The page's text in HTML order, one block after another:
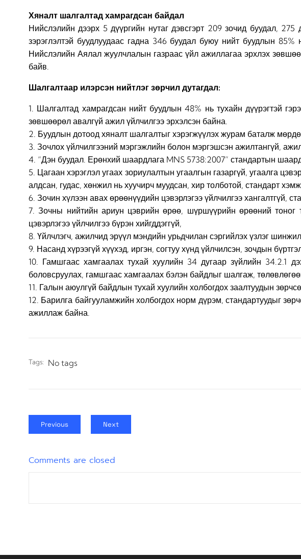
Хяналт шалгалтад хамрагдсан байдал
Нийслэлийн дээрх 5 дүүргийн нутаг дэвсгэрт 209 зочид буудал,
зэрэглэлтэй буудлуудаас гадна 346 буудал буюу нийт буудлын
Нийслэлийн Аялал жуулчлалын газраас үйл ажиллагаа эрхлэх
байв.
Шалгалтаар илэрсэн нийтлэг зөрчил дутагдал:
1. Шалгалтад хамрагдсан нийт буудлын 48% нь тухайн дүүрэгтэй
зөвшөөрөл авалгүй ажил үйлчилгээ эрхэлсэн байна.
2. Буудлын дотоод хяналт шалгалтыг хэрэгжүүлэх журам баталж
3. Зочлох үйлчилгээний мэргэжлийн болон мэргэшсэн ажилтангүй,
4. “Дэн буудал. Ерөнхий шаардлага MNS 5738:2007” стандартын
5. Цагаан хэрэглэл угаах зориулалтын угаалгын газаргүй, угаалга
алдсан, гудас, хөнжил нь хуучирч муудсан, хир толботой, стандарт
6. Зочин хүлээн авах өрөөнүүдийн цэвэрлэгээ үйлчилгээ хангалтгүй,
7. Зочны нийтийн ариун цэврийн өрөө, шүршүүрийн өрөөний тоног
цэвэрлэгээ үйлчилгээ бүрэн хийгддэггүй,
8. Үйлчлэгч, ажилчид эрүүл мэндийн урьдчилан сэргийлэх үзлэг
9. Насанд хүрээгүй хүүхэд, иргэн, согтуу хүнд үйлчилсэн, зочдын
10. Гамшгаас хамгаалах тухай хуулийн 34 дугаар зүйлийн 34.2.1
боловсруулах, гамшгаас хамгаалах бэлэн байдлыг шалгаж,
11. Галын аюулгүй байдлын тухай хуулийн холбогдох заалтуудын
12. Барилга байгууламжийн холбогдох норм дүрэм, стандартуудыг
ажиллаж байна.
Tags: No tags
Previous Next
Comments are closed